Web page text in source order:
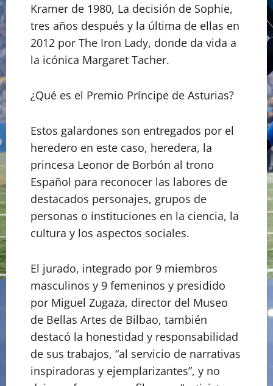
Kramer de 1980, La decisión de Sophie,
tres años después y la última de ellas en
2012 por The Iron Lady, donde da vida a
la icónica Margaret Tacher.
¿Qué es el Premio Príncipe de Asturias?
Estos galardones son entregados por el
heredero en este caso, heredera, la
princesa Leonor de Borbón al trono
Español para reconocer las labores de
destacados personajes, grupos de
personas o instituciones en la ciencia, la
cultura y los aspectos sociales.
El jurado, integrado por 9 miembros
masculinos y 9 femeninos y presidido
por Miguel Zugaza, director del Museo
de Bellas Artes de Bilbao, también
destacó la honestidad y responsabilidad
de sus trabajos, “al servicio de narrativas
inspiradoras y ejemplarizantes”, y no